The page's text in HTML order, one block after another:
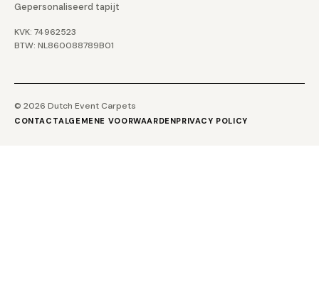
Gepersonaliseerd tapijt
KVK: 74962523
BTW: NL860088789B01
© 2026 Dutch Event Carpets
CONTACTALGEMENE VOORWAARDENPRIVACY POLICY